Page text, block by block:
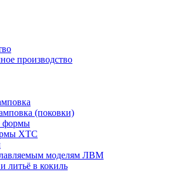
производство
(поковки)
формы
ХТС
моделям ЛВМ
литьё в кокиль